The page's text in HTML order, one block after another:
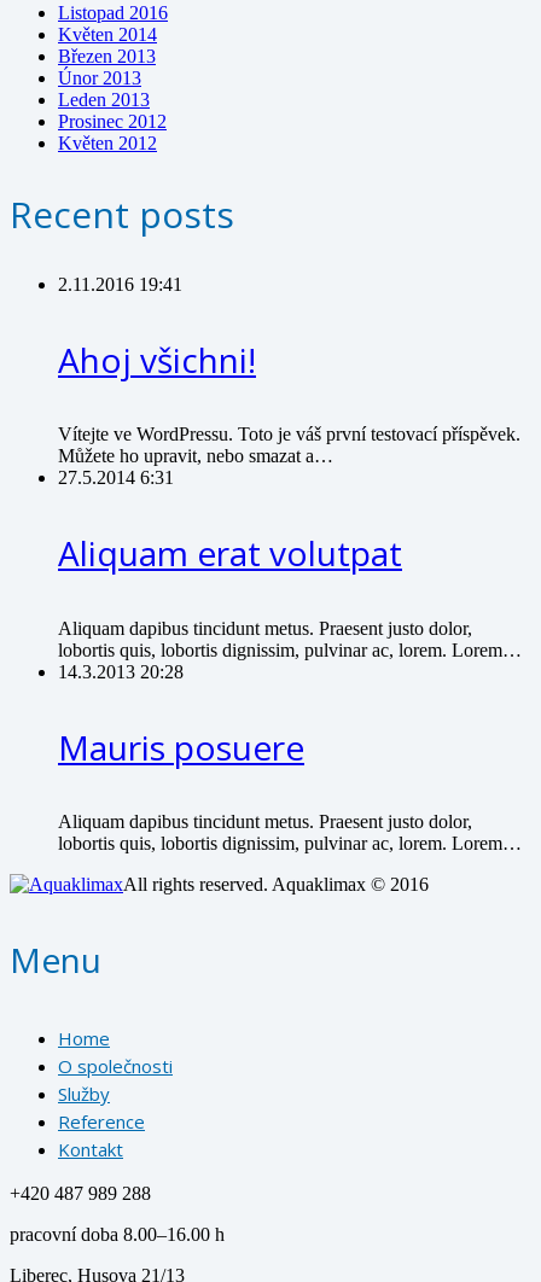
Listopad 2016
Květen 2014
Březen 2013
Únor 2013
Leden 2013
Prosinec 2012
Květen 2012
Recent posts
2.11.2016 19:41
Ahoj všichni!
Vítejte ve WordPressu. Toto je váš první testovací příspěvek.
Můžete ho upravit, nebo smazat a…
27.5.2014 6:31
Aliquam erat volutpat
Aliquam dapibus tincidunt metus. Praesent justo dolor,
lobortis quis, lobortis dignissim, pulvinar ac, lorem. Lorem…
14.3.2013 20:28
Mauris posuere
Aliquam dapibus tincidunt metus. Praesent justo dolor,
lobortis quis, lobortis dignissim, pulvinar ac, lorem. Lorem…
All rights reserved. Aquaklimax © 2016
Menu
Home
O společnosti
Služby
Reference
Kontakt
+420 487 989 288
pracovní doba 8.00–16.00 h
Liberec, Husova 21/13